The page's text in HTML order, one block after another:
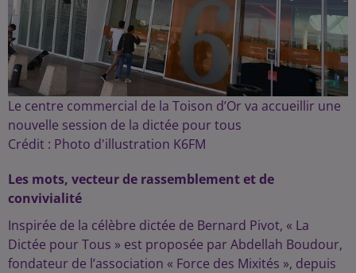
Le centre commercial de la Toison d’Or va accueillir une
nouvelle session de la dictée pour tous
Crédit : Photo d'illustration K6FM
Les mots, vecteur de rassemblement et de
convivialité
Inspirée de la célèbre dictée de Bernard Pivot, « La
Dictée pour Tous » est proposée par Abdellah Boudour,
fondateur de l’association « Force des Mixités », depuis